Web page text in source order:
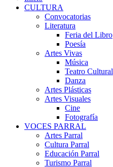
CULTURA
Convocatorias
Literatura
Feria del Libro
Poesía
Artes Vivas
Música
Teatro Cultural
Danza
Artes Plásticas
Artes Visuales
Cine
Fotografía
VOCES PARRAL
Artes Parral
Cultura Parral
Educación Parral
Turismo Parral